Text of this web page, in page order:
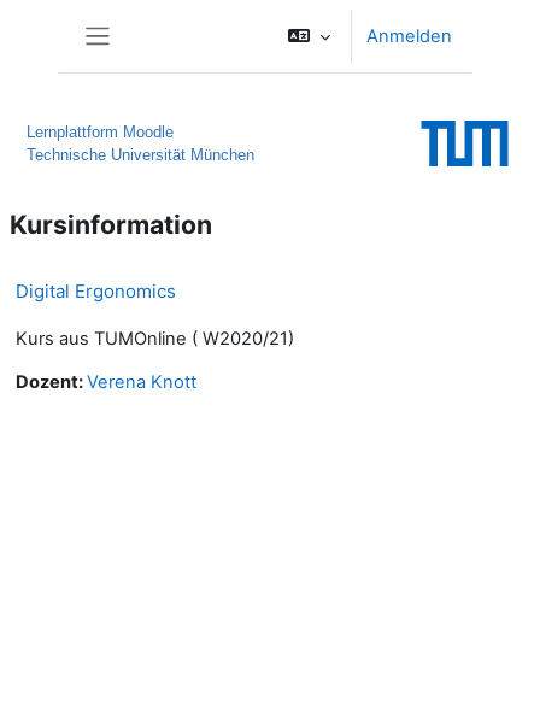
Anmelden
Lernplattform Moodle
Technische Universität München
Kursinformation
Digital Ergonomics
Kurs aus TUMOnline ( W2020/21)
Dozent:Verena Knott